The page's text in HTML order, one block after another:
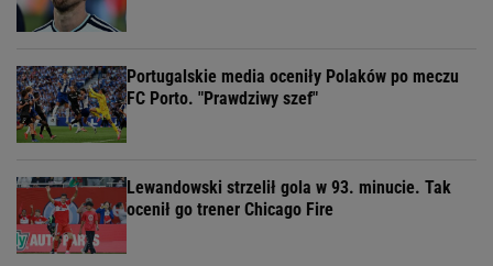
Portugalskie media oceniły Polaków po meczu
FC Porto. "Prawdziwy szef"
Lewandowski strzelił gola w 93. minucie. Tak
ocenił go trener Chicago Fire